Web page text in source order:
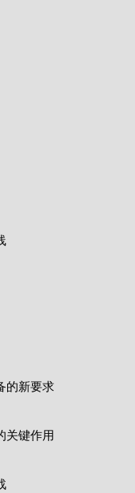
的新要求
关键作用